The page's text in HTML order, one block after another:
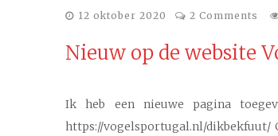
12 oktober 2020 2 Comments
Nieuw op de website
Ik heb een nieuwe pagina
https://vogelsportugal.nl/dikbekfuut/